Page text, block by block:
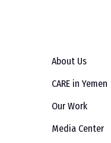
About Us
CARE in Yemen
Our Work
Media Center